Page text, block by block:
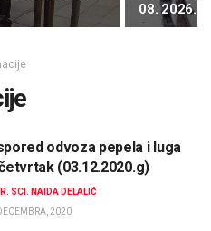
08. 2026. g
odvoza pepela i luga
(03.12.2020.g)
SCI. NAIDA DELALIĆ
2020